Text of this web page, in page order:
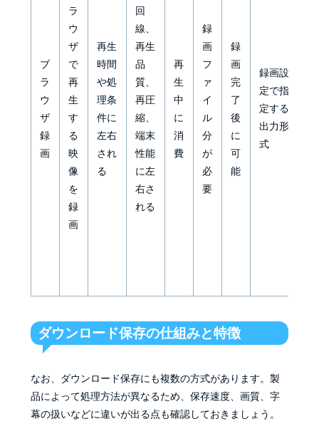
ブ
ラ
ウ
ザ
録
画
ラ
ウ
ザ
で
再
生
す
る
映
像
を
録
画
再生
時間
や処
理条
件に
左右
され
る
回
線、
再生
品
質、
再圧
縮、
端末
性能
に左
右さ
れる
再
生
中
に
消
費
録
画
フ
ァ
イ
ル
分
が
必
要
録
画
完
了
後
に
可
能
録画設
定で指
定する
出力形
式
ダウンロード保存の仕組みと特徴
なお、ダウンロード保存にも複数の方式があります。製
品によって処理方法が異なるため、保存速度、画質、字
幕の扱いなどに違いが出る点も確認しておきましょう。